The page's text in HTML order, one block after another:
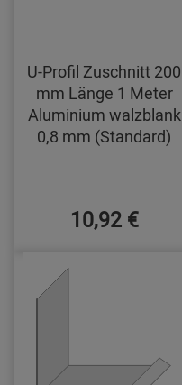
U-Profil Zuschnitt 200
mm Länge 1 Meter
Aluminium walzblank
0,8 mm (Standard)
10,92 €